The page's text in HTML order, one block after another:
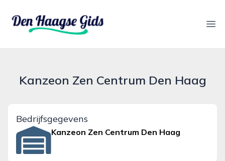
denhaagsegids.nl
Kanzeon Zen Centrum Den Haag
Bedrijfsgegevens
Kanzeon Zen Centrum Den Haag